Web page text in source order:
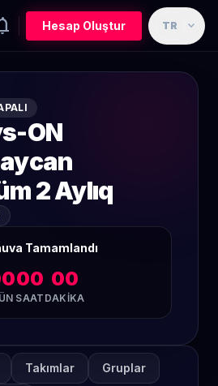
Hesap Oluştur TR expand_more
ON
2 Aylıq
Tamamlandı
00
SAAT
00
DAKIKA
Takımlar Gruplar